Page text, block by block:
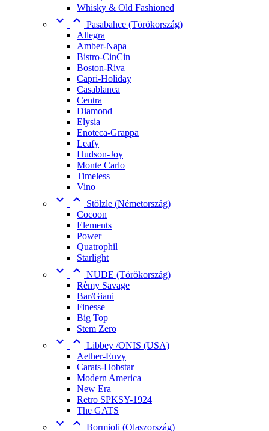
Whisky & Old Fashioned
  Pasabahce (Törökország)
Allegra
Amber-Napa
Bistro-CinCin
Boston-Riva
Capri-Holiday
Casablanca
Centra
Diamond
Elysia
Enoteca-Grappa
Leafy
Hudson-Joy
Monte Carlo
Timeless
Vino
 
Stölzle (Németország)
Cocoon
Elements
Power
Quatrophil
Starlight
  NUDE (Törökország)
Rèmy Savage
Bar/Giani
Finesse
Big Top
Stem Zero
  Libbey /ONIS (USA)
Aether-Envy
Carats-Hobstar
Modern America
New Era
Retro SPKSY-1924
The GATS
  Bormioli (Olaszország)